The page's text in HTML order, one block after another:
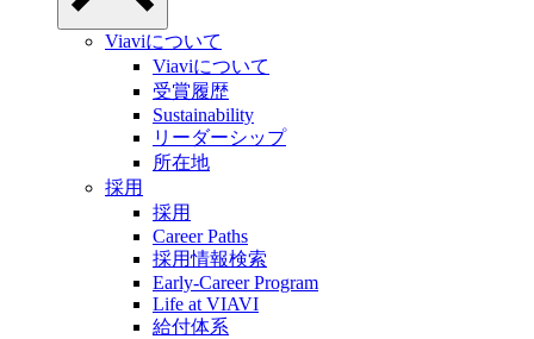
Viaviについて
Viaviについて
受賞履歴
Sustainability
リーダーシップ
所在地
採用
採用
Career Paths
採用情報検索
Early-Career Program
Life at VIAVI
給付体系